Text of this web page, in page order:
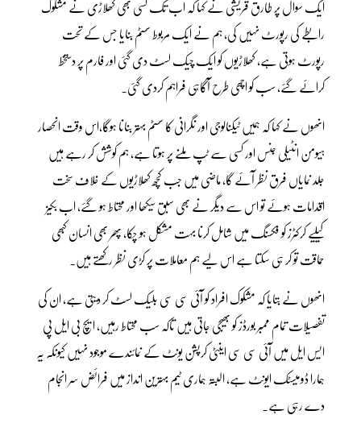
ایک سوال پر طارق قریشی نے کہا کہ اب تک کسی بھی کھلاڑی نے مشکوک
رابطے کی رپورٹ نہیں کی، ہم نے ایک مربوط سسٹم بنایا جس کے تحت
رپورٹ ہوتی ہے، کھلاڑیوں کو ایک چیک لسٹ دی گئی اور فارم پر دستخط
کرائے گئے، سب کو اچھی طرح آگاہی فراہم کردی گئی۔
انھوں نے کہا کہ ہمیں ٹیکنالوجی اور نگرانی کا سسٹم بہتر بنانا ہوگا،اس وقت انحصار
ہیومن انٹیلی جنس اور کسی سے ٹپ ملنے پر ہوتا ہے، ہم کوشش کر رہے ہیں
جلد نمایاں فرق نظر آئے گا، ماضی میں جب کچھ کھلاڑیوں کے خلاف سخت
اقدامات ہوئے تو اس سے دیگر نے بھی سبق سیکھا اور محتاط ہو گئے، اب بکیز
کیلیے کرکٹرز کو فکسنگ میں شامل کرنا بہت مشکل ہو چکا، پھر بھی انسان کبھی
حماقت تو کر ہی سکتا ہے اس لیے ہم معاملات پر کڑی نظر رکھتے ہیں۔
انھوں نے بتایا کہ مشکوک افراد کو آئی سی سی بلیک لسٹ کر دیتی ہے، ان کی
تفصیلات تمام ممبر بورڈز کو بھیجی جاتی ہیں تاکہ سب محتاط رہیں، ایچ بی ایل پی
ایس ایل میں آئی سی سی اینٹی کرپشن یونٹ کے نمائندے موجود نہیں کیونکہ یہ
ہمارا ڈومیسٹک ایونٹ ہے، البتہ ہماری ٹیم بہترین انداز میں فرائض سر انجام
دے رہی ہے۔